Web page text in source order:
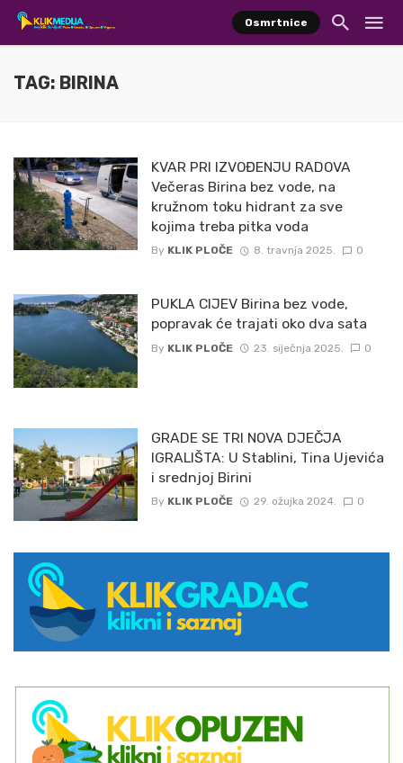
Osmrtnice
TAG: BIRINA
KVAR PRI IZVOĐENJU RADOVA
Večeras Birina bez vode, na
kružnom toku hidrant za sve
kojima treba pitka voda
By KLIK PLOČE 8. travnja 2025. 0
PUKLA CIJEV Birina bez vode,
popravak će trajati oko dva sata
By KLIK PLOČE 23. siječnja 2025. 0
GRADE SE TRI NOVA DJEČJA
IGRALIŠTA: U Stablini, Tina Ujevića
i srednjoj Birini
By KLIK PLOČE 29. ožujka 2024. 0